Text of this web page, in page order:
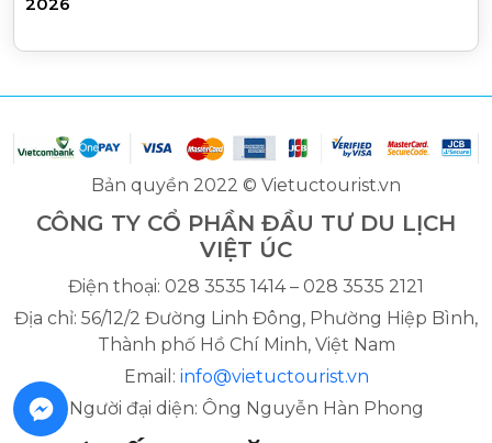
2026
Bản quyền 2022 © Vietuctourist.vn
CÔNG TY CỔ PHẦN ĐẦU TƯ DU LỊCH
VIỆT ÚC
Điện thoại: 028 3535 1414 – 028 3535 2121
Địa chỉ: 56/12/2 Đường Linh Đông, Phường Hiệp Bình,
Thành phố Hồ Chí Minh, Việt Nam
Email: info@vietuctourist.vn
Người đại diện: Ông Nguyễn Hàn Phong